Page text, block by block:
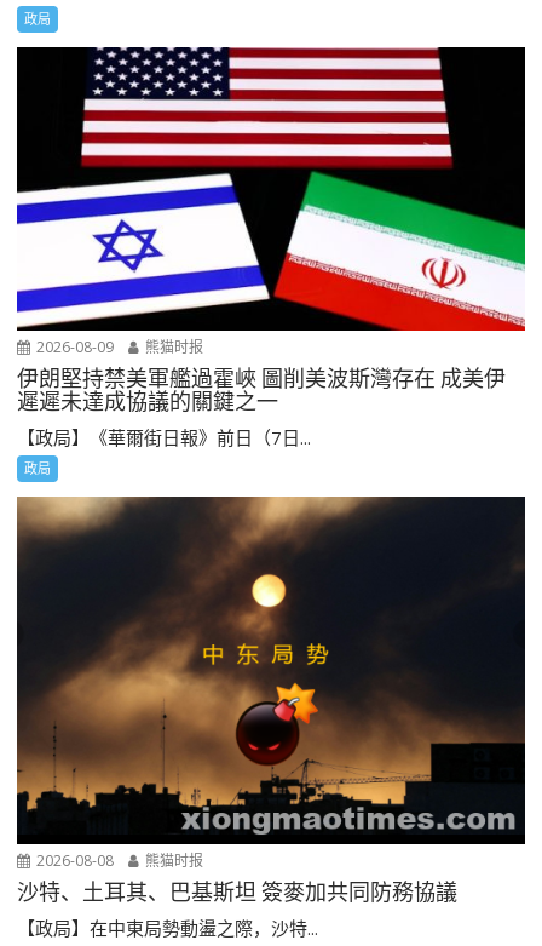
政局
2026-08-09 熊猫时报
伊朗堅持禁美軍艦過霍峽 圖削美波斯灣存在 成美伊
遲遲未達成協議的關鍵之一
【政局】《華爾街日報》前日（7日...
政局
2026-08-08 熊猫时报
沙特、土耳其、巴基斯坦 簽麥加共同防務協議
【政局】在中東局勢動盪之際，沙特...